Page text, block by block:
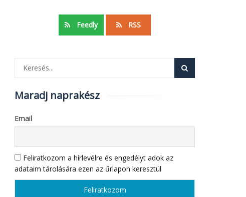
Feedly RSS
Maradj naprakész
Email
Feliratkozom a hírlevélre és engedélyt adok az
adataim tárolására ezen az űrlapon keresztül